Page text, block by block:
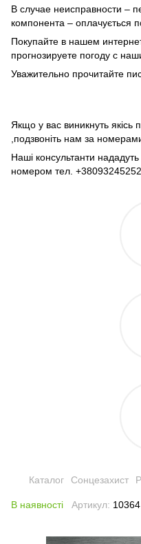
В случае неисправности –
компонента – оплачується
Покупайте в нашем
прогнозируете погоду с
Уважительно прочитайте
Якщо у вас виникнуть якісь
,подзвоніть нам за
Наші консультанти нададуть
номером тел.
Каталог Сонцезахист
В наявності Артикул: 10364